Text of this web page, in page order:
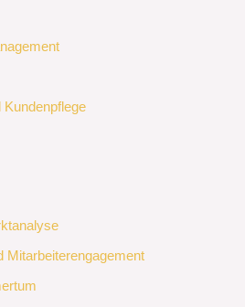
Kundenpflege
Mitarbeiterengagement